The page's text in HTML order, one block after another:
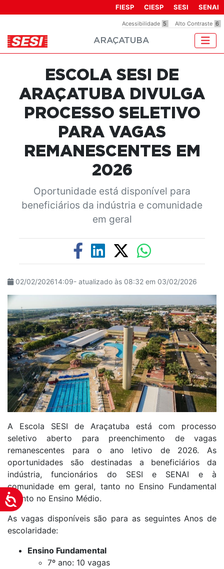
inclui
um
acessibilidade.
Acessibilidade
Acessibilidade 5 Alto Contraste 6
FIESP CIESP SESI SENAI
ARAÇATUBA
ESCOLA SESI DE
ARAÇATUBA DIVULGA
PROCESSO SELETIVO
PARA VAGAS
REMANESCENTES EM
2026
Oportunidade está disponível para
beneficiários da indústria e comunidade
em geral
02/02/202614:09- atualizado às 08:32 em 03/02/2026
A Escola SESI de Araçatuba está com processo
seletivo aberto para preenchimento de vagas
remanescentes para o ano letivo de 2026. As
oportunidades são destinadas a beneficiários da
indústria, funcionários do SESI e SENAI e à
comunidade em geral, tanto no Ensino Fundamental
quanto no Ensino Médio.
As vagas disponíveis são para as seguintes Anos de
escolaridade:
Ensino Fundamental
7º ano: 10 vagas